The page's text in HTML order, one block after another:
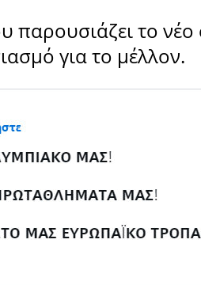
το νέο
για το μέλλον.